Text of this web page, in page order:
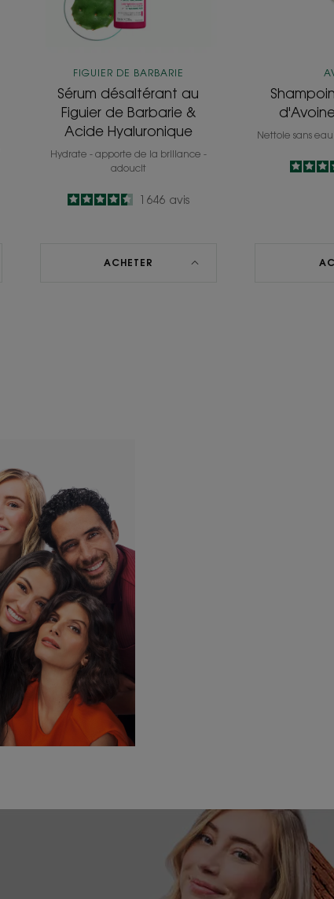
Acide
FIGUIER DE BARBARIE
Sérum désaltérant au
Figuier de Barbarie &
Acide Hyaluronique
Hydrate - apporte de la brillance -
adoucit
4.5
/51 646 avis
ACHETER
Nettoie sans